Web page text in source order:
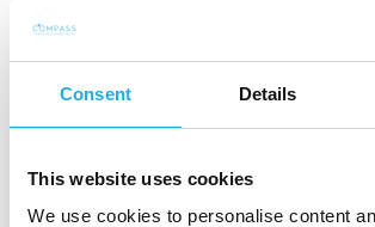
Consent Details
This website uses cookies
We use cookies to personalise content